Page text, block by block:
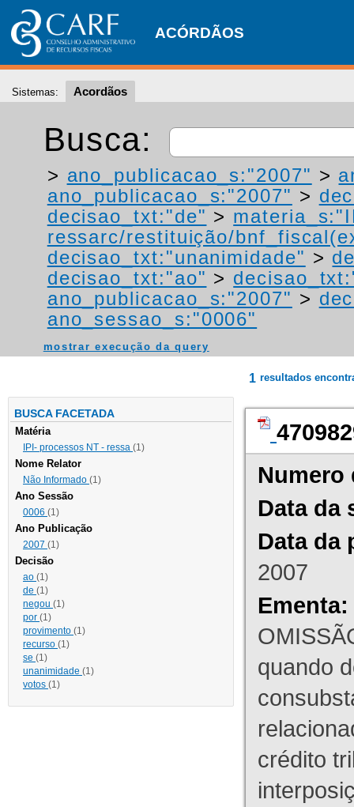
ACÓRDÃOS
Sistemas: Acordãos
Busca:
> ano_publicacao_s:"2007" >
ano_publicacao_s:"2007" >
decisao_txt:"de" >
ressarc/restituição/
decisao_txt:"unanimidade" >
decisao_txt:"ao" >
ano_publicacao_s:"2007" >
ano_sessao_s:"0006"
mostrar execução da query
BUSCA FACETADA
Matéria
IPI- processos NT - ressa (1)
Nome Relator
Não Informado (1)
Ano Sessão
0006 (1)
Ano Publicação
2007 (1)
Decisão
ao (1)
de (1)
negou (1)
por (1)
provimento (1)
recurso (1)
se (1)
unanimidade (1)
votos (1)
1 resultados
Numero
Data da
Data da
2007
Ementa:
quando
crédito